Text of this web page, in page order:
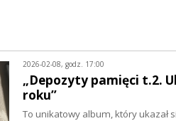
2026-02-08, godz. 17:00
„Depozyty pamięci t.2.
roku”
To unikatowy album, który ukazał